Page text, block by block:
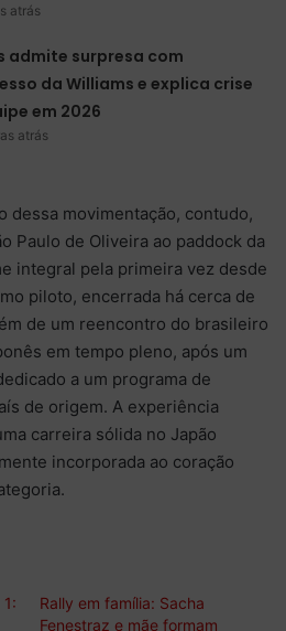
atrás
admite surpresa com
da Williams e explica crise
em 2026
atrás
dessa movimentação, contudo,
Paulo de Oliveira ao paddock da
integral pela primeira vez desde
piloto, encerrada há cerca de
de um reencontro do brasileiro
em tempo pleno, após um
a um programa de
de origem. A experiência
carreira sólida no Japão
incorporada ao coração
Rally em família: Sacha
Fenestraz e mãe formam